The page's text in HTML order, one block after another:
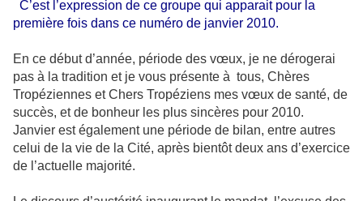
C’est l’expression de ce groupe qui apparait pour la
première fois dans ce numéro de janvier 2010.
En ce début d’année, période des vœux, je ne dérogerai
pas à la tradition et je vous présente à tous, Chères
Tropéziennes et Chers Tropéziens mes vœux de santé, de
succès, et de bonheur les plus sincères pour 2010.
Janvier est également une période de bilan, entre autres
celui de la vie de la Cité, après bientôt deux ans d’exercice
de l’actuelle majorité.